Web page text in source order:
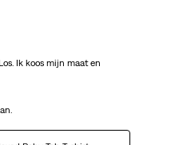
Ik koos mijn maat en